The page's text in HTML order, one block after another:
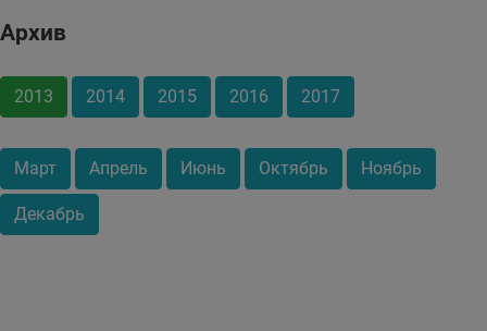
Архив
2013 2014 2015 2016 2017
Март Апрель Июнь Октябрь Ноябрь
Декабрь